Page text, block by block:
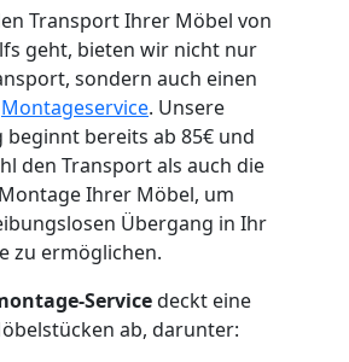
Transport Ihrer Möbel von
geht, bieten wir nicht nur
sondern auch einen
Montageservice. Unsere
beginnt bereits ab 85€ und
den Transport als auch die
Ihrer Möbel, um
Übergang in Ihr
zu ermöglichen.
Servicedeckt eine
ab, darunter: